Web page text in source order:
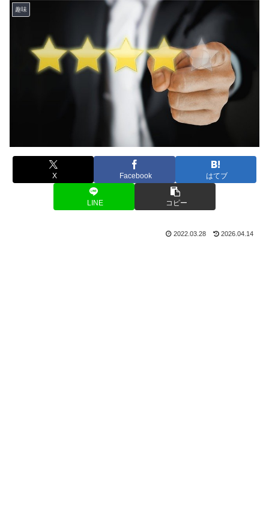
趣味
X Facebook はてブ
LINE コピー
2022.03.28 2026.04.14